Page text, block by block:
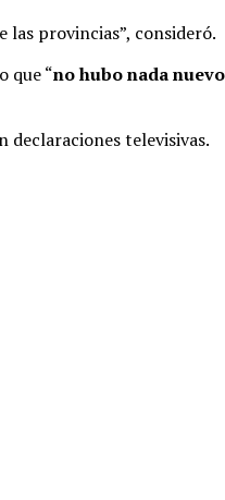
provincias”, consideró.
que “no hubo nada
declaraciones televisivas.